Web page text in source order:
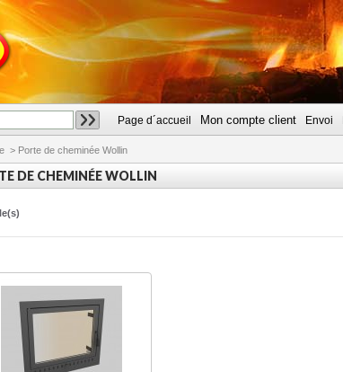
CHERCHER
Page d´accueil Mon compte client Envoi
> Porte de cheminée Wollin
DE CHEMINÉE WOLLIN